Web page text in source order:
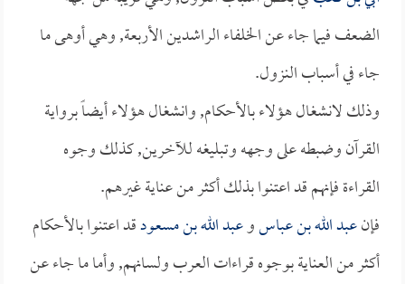
الضعف فيما جاء عن الخلفاء الراشدين الأربعة, وهي أوهى ما
جاء في أسباب النزول.
وذلك لانشغال هؤلاء بالأحكام, وانشغال هؤلاء أيضاً برواية
القرآن وضبطه على وجهه وتبليغه للآخرين, كذلك وجوه
القراءة فإنهم قد اعتنوا بذلك أكثر من عناية غيرهم.
فإنعبد الله بن عباسوعبد الله بن مسعودقد اعتنوا بالأحكام
أكثر من العناية بوجوه قراءات العرب ولسانهم, وأما ما جاء عن